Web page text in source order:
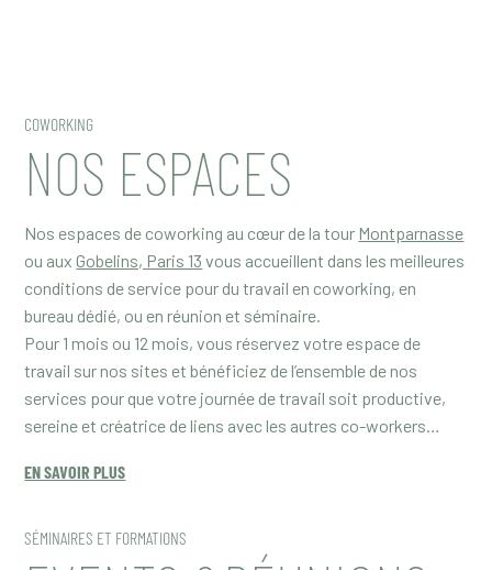
COWORKING
NOS ESPACES
Nos espaces de coworking au cœur de la tour Montparnasse
ou aux Gobelins, Paris 13 vous accueillent dans les meilleures
conditions de service pour du travail en coworking, en
bureau dédié, ou en réunion et séminaire.
Pour 1 mois ou 12 mois, vous réservez votre espace de
travail sur nos sites et bénéficiez de l’ensemble de nos
services pour que votre journée de travail soit productive,
sereine et créatrice de liens avec les autres co-workers…
EN SAVOIR PLUS
SÉMINAIRES ET FORMATIONS